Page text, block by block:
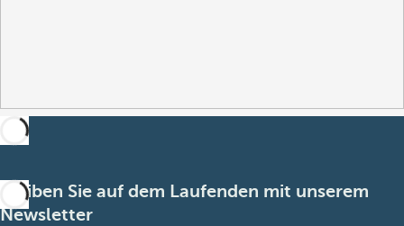
Bleiben Sie auf dem Laufenden mit unserem
Newsletter